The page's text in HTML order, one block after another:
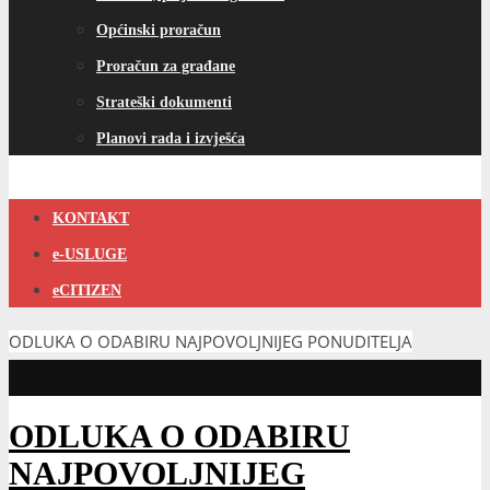
Općinski proračun
Proračun za građane
Strateški dokumenti
Planovi rada i izvješća
KONTAKT
e-USLUGE
eCITIZEN
ODLUKA O ODABIRU NAJPOVOLJNIJEG PONUDITELJA
ODLUKA O ODABIRU
NAJPOVOLJNIJEG